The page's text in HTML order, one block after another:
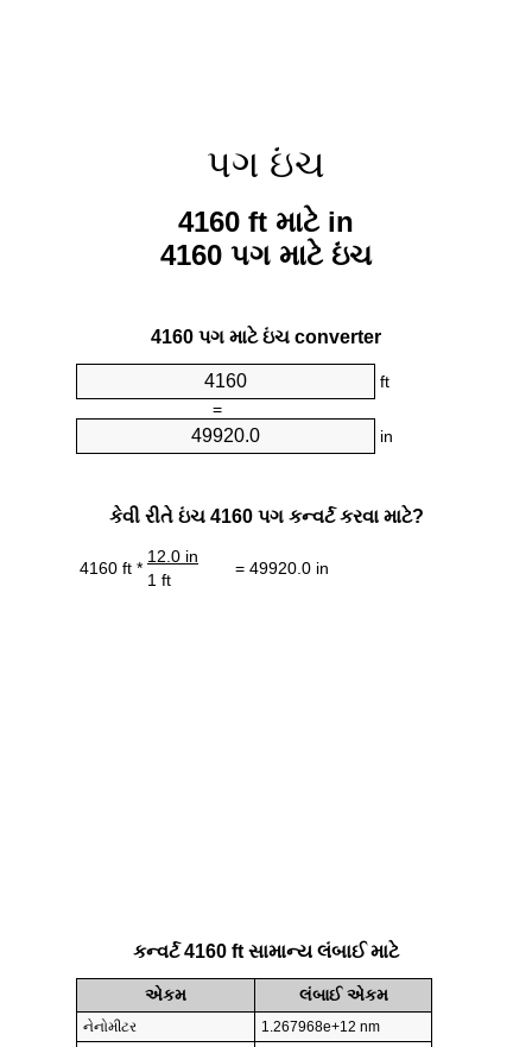
પગ ઇંચ
4160 ft માટે in
4160 પગ માટે ઇંચ
4160 પગ માટે ઇંચ converter
ft
=
in
કેવી રીતે ઇંચ 4160 પગ કન્વર્ટ કરવા માટે?
4160 ft *
12.0 in
= 49920.0 in
1 ft
કન્વર્ટ 4160 ft સામાન્ય લંબાઈ માટે
એકમ લંબાઈ એકમ
નેનોમીટર
1.267968e+12 nm